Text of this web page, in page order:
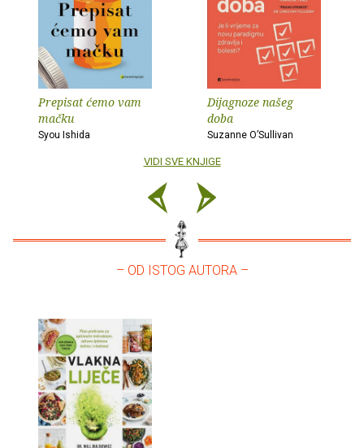
Prepisat ćemo vam
mačku
Syou Ishida
Dijagnoze našeg
doba
Suzanne O’Sullivan
VIDI SVE KNJIGE
– OD ISTOG AUTORA –